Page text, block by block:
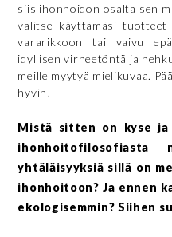
siis ihonhoidon osalta sen
valitse käyttämäsi
vararikkoon tai vaivu
idyllisen virheetöntä ja
meille myytyä mielikuvaa.
hyvin!
Mistä sitten on kyse
yhtäläisyyksiä sillä on
ihonhoitoon? Ja ennen
ekologisemmin? Siihen